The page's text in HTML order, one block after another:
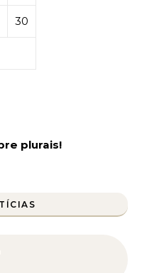
30
plurais!